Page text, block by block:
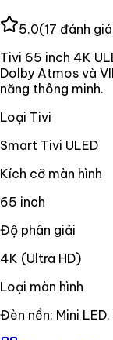
5.0(17 đánh
Tivi 65 inch 4K
Dolby Atmos và
năng thông minh.
Loại Tivi
Smart Tivi ULED
Kích cỡ màn hình
65 inch
Độ phân giải
4K (Ultra HD)
Loại màn hình
Đèn nền: Mini